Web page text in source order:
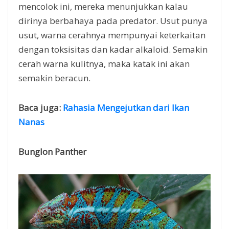
mencolok ini, mereka menunjukkan kalau
dirinya berbahaya pada predator. Usut punya
usut, warna cerahnya mempunyai keterkaitan
dengan toksisitas dan kadar alkaloid. Semakin
cerah warna kulitnya, maka katak ini akan
semakin beracun.
Baca juga: Rahasia Mengejutkan dari Ikan
Nanas
Bunglon Panther